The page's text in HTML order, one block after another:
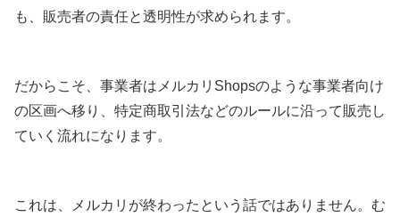
も、販売者の責任と透明性が求められます。
だからこそ、事業者はメルカリShopsのような事業者向け
の区画へ移り、特定商取引法などのルールに沿って販売し
ていく流れになります。
これは、メルカリが終わったという話ではありません。む